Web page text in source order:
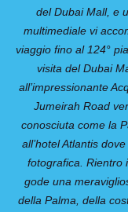
del Dubai Mall, e
multimediale vi
viaggio fino al 124°
visita del Dubai
all’impressionante
Jumeirah Road
conosciuta come la
all’hotel Atlantis
fotografica. Rientro
gode una
della Palma, della